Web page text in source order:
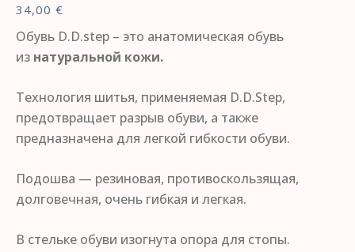
34,00 €
Обувь D.D.step – это анатомическая обувь
из натуральной кожи.
Технология шитья, применяемая D.D.Step,
предотвращает разрыв обуви, а также
предназначена для легкой гибкости обуви.
Подошва — резиновая, противоскользящая,
долговечная, очень гибкая и легкая.
В стельке обуви изогнута опора для стопы.